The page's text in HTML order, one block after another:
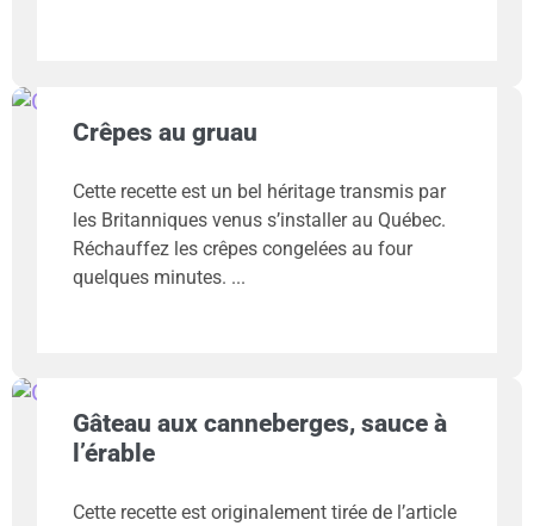
Crêpes au gruau
Cette recette est un bel héritage transmis par
les Britanniques venus s’installer au Québec.
Réchauffez les crêpes congelées au four
quelques minutes.
Gâteau aux canneberges, sauce à
l’érable
Cette recette est originalement tirée de l’article